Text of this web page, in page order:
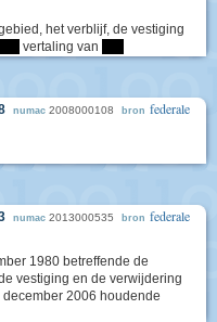
het verblijf, de vestiging
vertaling van
numac 2008000108 bron federale
numac 2013000535 bron federale
1980 betreffende de
vestiging en de verwijdering
2006 houdende